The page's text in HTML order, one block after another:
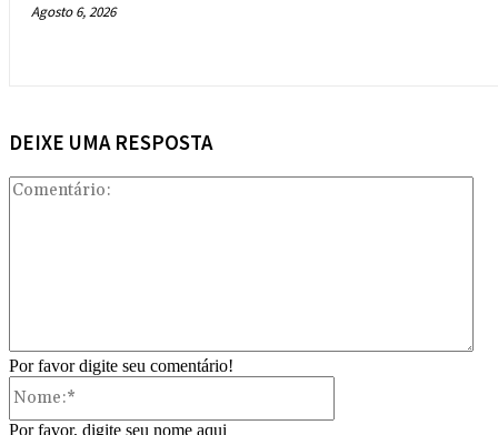
Agosto 6, 2026
DEIXE UMA RESPOSTA
Por favor digite seu comentário!
Por favor, digite seu nome aqui